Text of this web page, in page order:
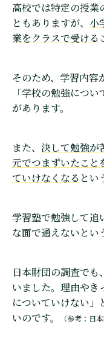
高校では特定の授業
ともありますが、 小
業をクラスで受ける
そのため、学習内容
「学校の勉強につ
があります。
また、 決して勉強が
元でつまずいたこと
ていけなくなる とい
学習塾で勉強して追
な面で通えないとい
日本財団の調査で
いました。理由やき
についていけない
いのです。
（参考：日